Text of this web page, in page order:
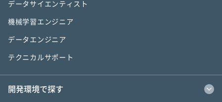
データサイエンティスト
機械学習エンジニア
データエンジニア
テクニカルサポート
開発環境で探す